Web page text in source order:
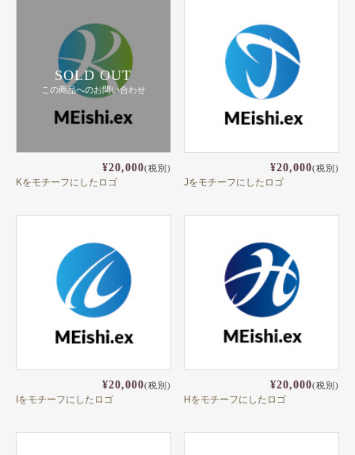
SOLD OUT
この商品へのお問い合わせ
¥20,000(税別)
Kをモチーフにしたロゴ
¥20,000(税別)
Jをモチーフにしたロゴ
¥20,000(税別)
Iをモチーフにしたロゴ
¥20,000(税別)
Hをモチーフにしたロゴ